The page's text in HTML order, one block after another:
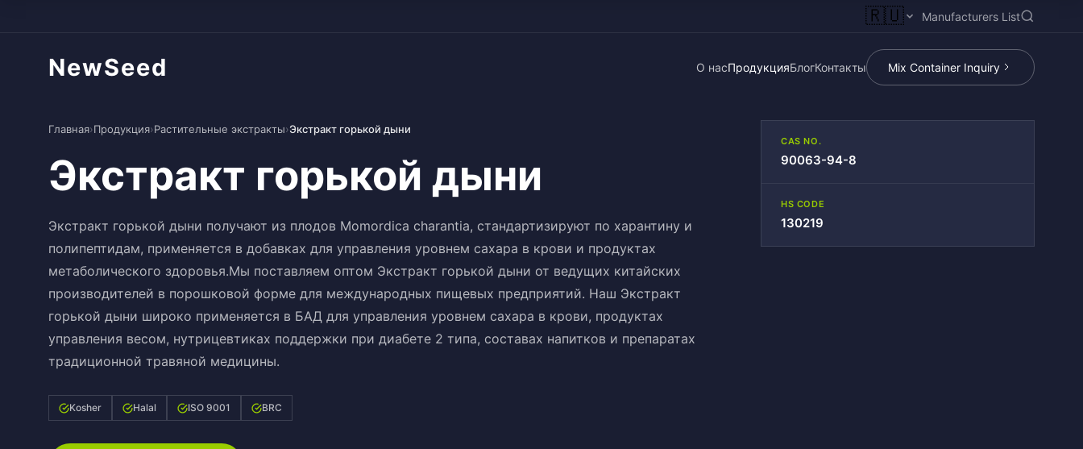
🇷🇺 Manufacturers List
NewSeed О насПродукцияБлогКонтакты Mix Container Inquiry
Главная›Продукция›Растительные экстракты›Экстракт горькой дыни
Экстракт горькой дыни
Экстракт горькой дыни получают из плодов Momordica charantia, стандартизируют по харантину и
полипептидам, применяется в добавках для управления уровнем сахара в крови и продуктах
метаболического здоровья.Мы поставляем оптом Экстракт горькой дыни от ведущих китайских
производителей в порошковой форме для международных пищевых предприятий. Наш Экстракт
горькой дыни широко применяется в БАД для управления уровнем сахара в крови, продуктах
управления весом, нутрицевтиках поддержки при диабете 2 типа, составах напитков и препаратах
традиционной травяной медицины.
Kosher Halal ISO 9001 BRC
CAS NO.
90063-94-8
HS CODE
130219